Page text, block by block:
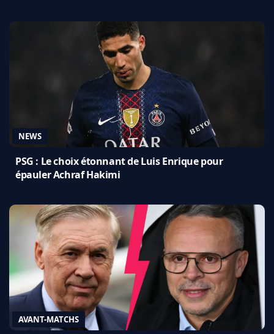
NEWS
PSG : Le choix étonnant de Luis Enrique pour
épauler Achraf Hakimi
AVANT-MATCHS